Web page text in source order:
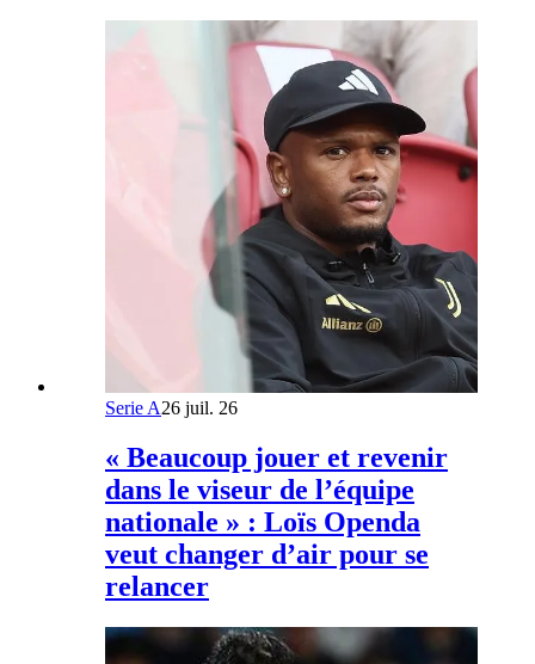
Serie A26 juil. 26
« Beaucoup jouer et revenir
dans le viseur de l’équipe
nationale » : Loïs Openda
veut changer d’air pour se
relancer